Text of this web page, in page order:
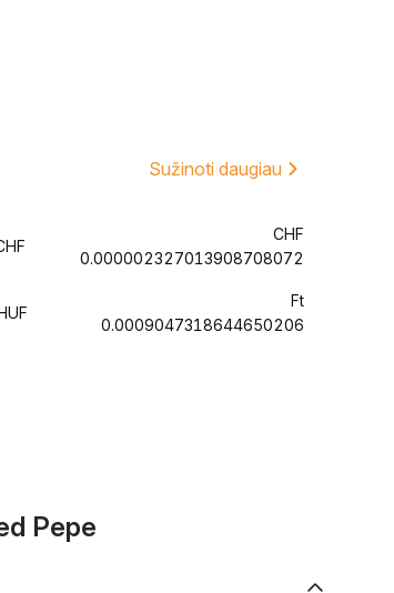
Sužinoti daugiau
CHF
0.000002327013908708072
Ft
0.0009047318644650206
Pepe